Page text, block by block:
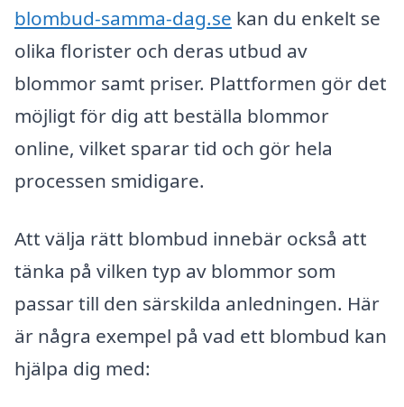
blombud-samma-dag.se kan du enkelt se
olika florister och deras utbud av
blommor samt priser. Plattformen gör det
möjligt för dig att beställa blommor
online, vilket sparar tid och gör hela
processen smidigare.
Att välja rätt blombud innebär också att
tänka på vilken typ av blommor som
passar till den särskilda anledningen. Här
är några exempel på vad ett blombud kan
hjälpa dig med: